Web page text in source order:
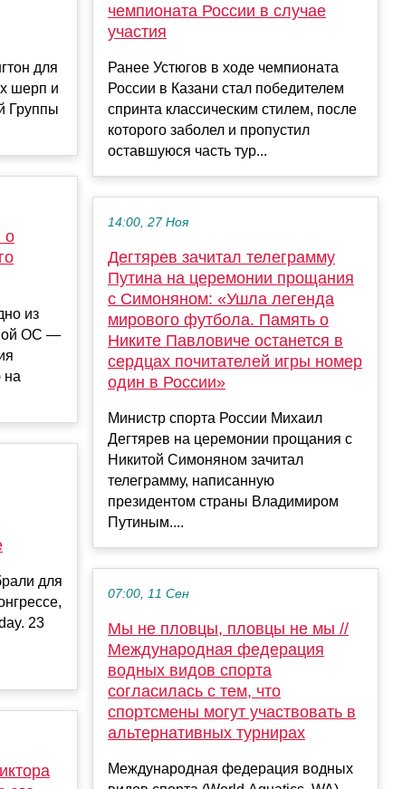
для
шерп и
Группы
о
из
ОС —
на
для
23
чемпионата России в случае
участия
Ранее Устюгов в ходе чемпионата
России в Казани стал победителем
спринта классическим стилем, после
которого заболел и пропустил
оставшуюся часть тур...
14:00, 27 Ноя
Дегтярев зачитал телеграмму
Путина на церемонии прощания
с Симоняном: «Ушла легенда
мирового футбола. Память о
Никите Павловиче останется в
сердцах почитателей игры номер
один в России»
Министр спорта России Михаил
Дегтярев на церемонии прощания с
Никитой Симоняном зачитал
телеграмму, написанную
президентом страны Владимиром
Путиным....
07:00, 11 Сен
Мы не пловцы, пловцы не мы //
Международная федерация
водных видов спорта
согласилась с тем, что
спортсмены могут участвовать в
альтернативных турнирах
Международная федерация водных